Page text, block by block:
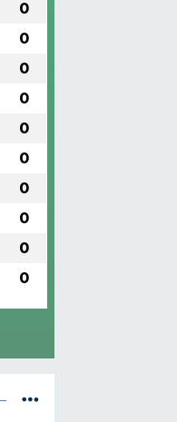
0
0
0
0
0
0
0
0
0
0